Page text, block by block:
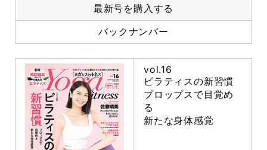
最新号を購入する
バックナンバー
vol.16
ピラティスの新習慣
プロップスで目覚め
る
新たな身体感覚